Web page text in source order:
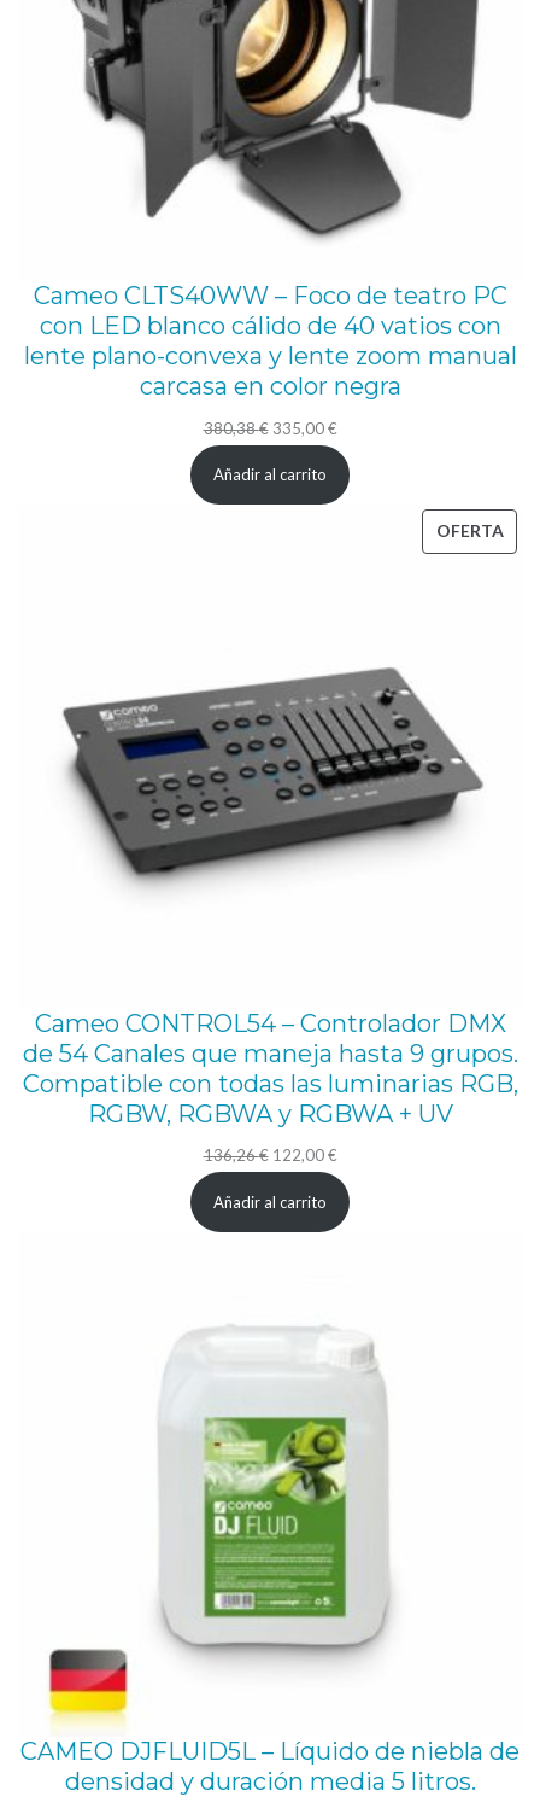
Cameo CLTS40WW – Foco de teatro PC
con LED blanco cálido de 40 vatios con
lente plano-convexa y lente zoom manual
carcasa en color negra
380,38€ El
335,00€El
precio
actual
Añadir al carrito
OFERTA
Cameo CONTROL54 – Controlador DMX
de 54 Canales que maneja hasta 9 grupos.
Compatible con todas las luminarias RGB,
RGBW, RGBWA y RGBWA + UV
136,26€ El122,00€El
precio
actual
Añadir al carrito
CAMEO DJFLUID5L – Líquido de niebla de
densidad y duración media 5 litros.